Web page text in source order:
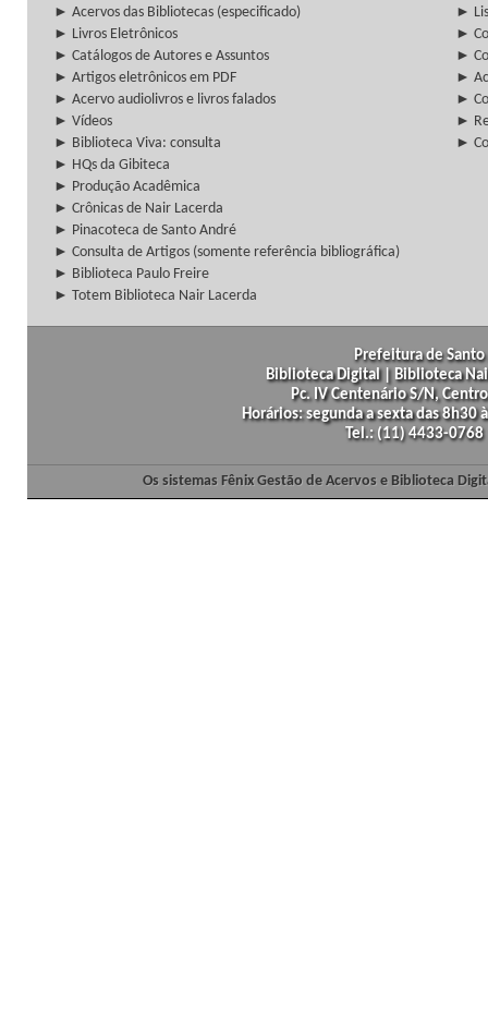
► Acervos das Bibliotecas (especificado)
►
► Livros Eletrônicos
►
► Catálogos de Autores e Assuntos
►
► Artigos eletrônicos em PDF
►
► Acervo audiolivros e livros falados
►
► Vídeos
►
► Biblioteca Viva: consulta
►
► HQs da Gibiteca
► Produção Acadêmica
► Crônicas de Nair Lacerda
► Pinacoteca de Santo André
► Consulta de Artigos (somente referência bibliográfica)
► Biblioteca Paulo Freire
► Totem Biblioteca Nair Lacerda
Prefeitura de
Biblioteca Digital | Biblioteca
Pc. IV Centenário S/N,
Horários: segunda a sexta das
Tel.: (11) 4433-
Os sistemas Fênix Gestão de Acervos e Biblioteca